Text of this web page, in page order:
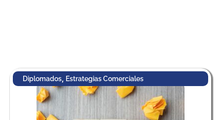
Diplomados, Estrategias Comerciales